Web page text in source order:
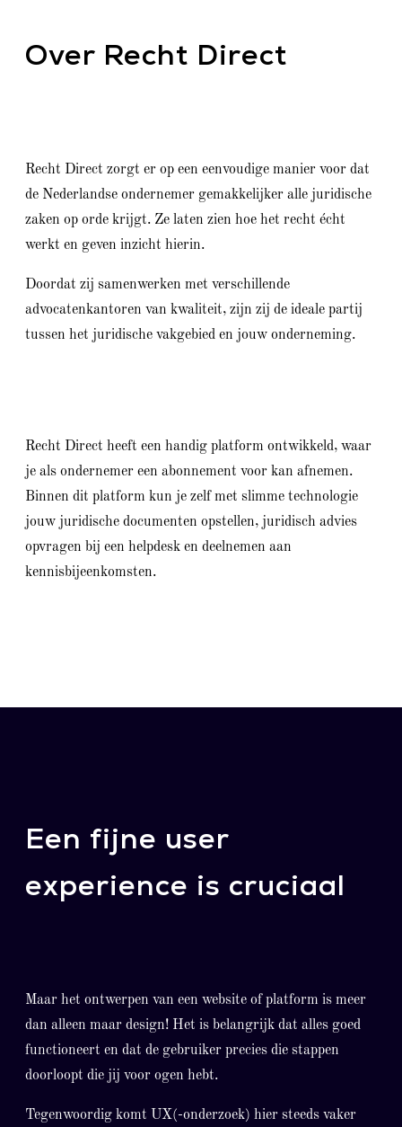
Over Recht Direct
Recht Direct zorgt er op een eenvoudige manier voor dat
de Nederlandse ondernemer gemakkelijker alle juridische
zaken op orde krijgt. Ze laten zien hoe het recht écht
werkt en geven inzicht hierin.
Doordat zij samenwerken met verschillende
advocatenkantoren van kwaliteit, zijn zij de ideale partij
tussen het juridische vakgebied en jouw onderneming.
Recht Direct heeft een handig platform ontwikkeld, waar
je als ondernemer een abonnement voor kan afnemen.
Binnen dit platform kun je zelf met slimme technologie
jouw juridische documenten opstellen, juridisch advies
opvragen bij een helpdesk en deelnemen aan
kennisbijeenkomsten.
Een fijne user
experience is cruciaal
Maar het ontwerpen van een website of platform is meer
dan alleen maar design! Het is belangrijk dat alles goed
functioneert en dat de gebruiker precies die stappen
doorloopt die jij voor ogen hebt.
Tegenwoordig komt UX(-onderzoek) hier steeds vaker